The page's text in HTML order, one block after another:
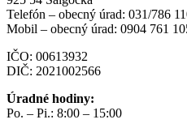
Telefón – obecný úrad: 031/786
Mobil – obecný úrad: 0904 761
IČO: 00613932
DIČ: 2021002566
Úradné hodiny:
Po. – Pi.: 8:00 – 15:00